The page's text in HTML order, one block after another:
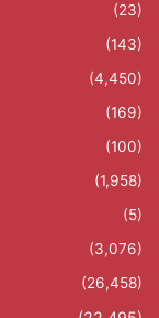
(23)
(143)
(4,450)
(169)
(100)
(1,958)
(5)
(3,076)
(26,458)